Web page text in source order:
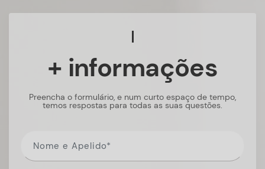
+ informações
Preencha o formulário, e num curto espaço de tempo,
temos respostas para todas as suas questões.